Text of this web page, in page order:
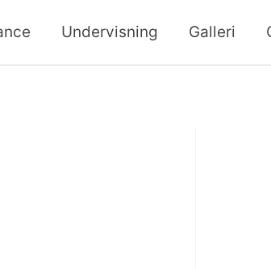
Undervisning Galleri